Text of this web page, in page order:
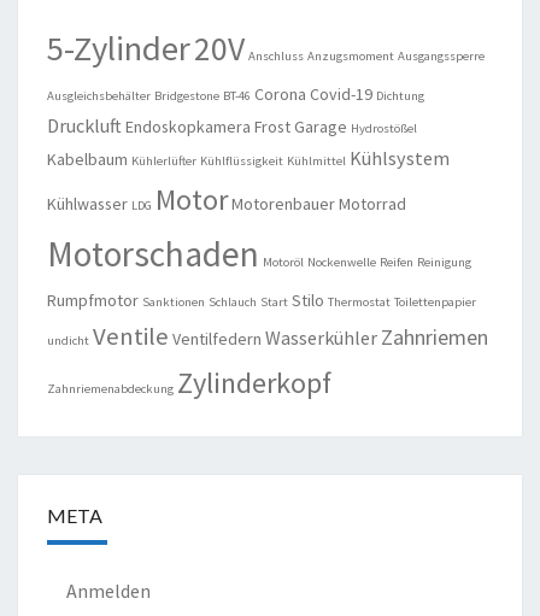
5-Zylinder20V Anschluss Anzugsmoment Ausgangssperre
Ausgleichsbehälter Bridgestone BT-46 Corona Covid-19 Dichtung
DruckluftEndoskopkamera Frost Garage Hydrostößel
Kabelbaum Kühlerlüfter Kühlflüssigkeit Kühlmittel Kühlsystem
Kühlwasser LDG MotorMotorenbauerMotorrad
Motorschaden Motoröl Nockenwelle Reifen Reinigung
Rumpfmotor Sanktionen Schlauch Start Stilo Thermostat Toilettenpapier
undicht Ventile Ventilfedern Wasserkühler Zahnriemen
Zahnriemenabdeckung Zylinderkopf
META
Anmelden